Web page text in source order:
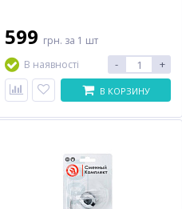
599 грн. за 1 шт
В наявності
- +
В КОРЗИНУ